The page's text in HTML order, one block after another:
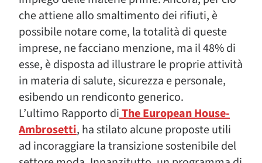
che attiene allo smaltimento dei rifiuti, è
possibile notare come, la totalità di queste
imprese, ne facciano menzione, ma il 48% di
esse, è disposta ad illustrare le proprie attività
in materia di salute, sicurezza e personale,
esibendo un rendiconto generico.
L’ultimo Rapporto diThe European House-
Ambrosetti, ha stilato alcune proposte utili
ad incoraggiare la transizione sostenibile del